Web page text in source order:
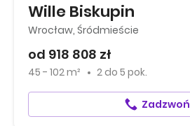
Wille Biskupin
Wrocław, Śródmieście
od 918 808 zł
45 - 102 m² 2 do 5 pok.
Zadzwoń